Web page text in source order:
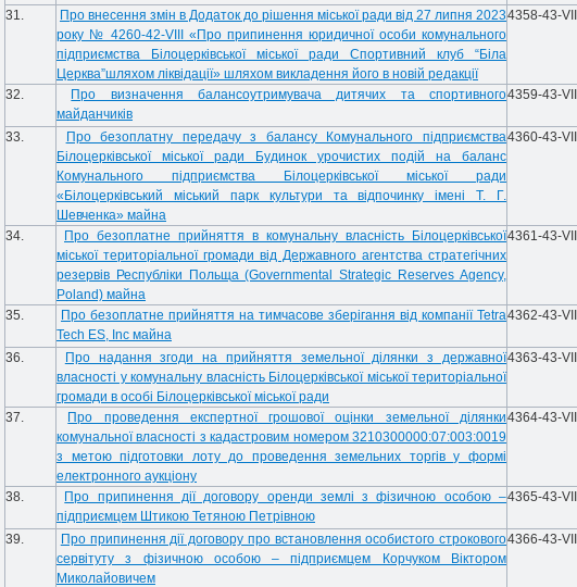
31.
Про внесення змін в Додаток до рішення міської ради від 27 липня 2023
року № 4260-42-VIII «Про припинення юридичної особи комунального
підприємства Білоцерківської міської ради Спортивний клуб “Біла
Церква”шляхом ліквідації» шляхом викладення його в новій редакції
4358-43-VIII
32.
Про визначення балансоутримувача дитячих та спортивного
майданчиків
4359-43-VIII
33.
Про безоплатну передачу з балансу Комунального підприємства
Білоцерківської міської ради Будинок урочистих подій на баланс
Комунального підприємства Білоцерківської міської ради
«Білоцерківський міський парк культури та відпочинку імені Т. Г.
Шевченка» майна
4360-43-VIII
34.
Про безоплатне прийняття в комунальну власність Білоцерківської
міської територіальної громади від Державного агентства стратегічних
резервів Республіки Польща (Governmental Strategic Reserves Agency,
Poland) майна
4361-43-VIII
35.
Про безоплатне прийняття на тимчасове зберігання від компанії Tetra
Tech ES, Inc майна
4362-43-VIII
36.
Про надання згоди на прийняття земельної ділянки з державної
власності у комунальну власність Білоцерківської міської територіальної
громади в особі Білоцерківської міської ради
4363-43-VIII
37.
Про проведення експертної грошової оцінки земельної ділянки
комунальної власності з кадастровим номером 3210300000:07:003:0019
з метою підготовки лоту до проведення земельних торгів у формі
електронного аукціону
4364-43-VIII
38.
Про припинення дії договору оренди землі з фізичною особою –
підприємцем Штикою Тетяною Петрівною
4365-43-VIII
39.
Про припинення дії договору про встановлення особистого строкового
сервітуту з фізичною особою – підприємцем Корчуком Віктором
Миколайовичем
4366-43-VIII